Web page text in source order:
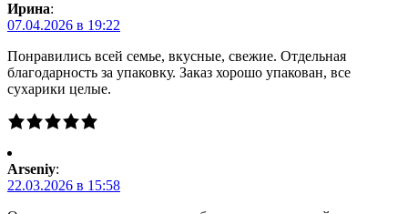
Ирина:
07.04.2026 в 19:22
Понравились всей семье, вкусные, свежие. Отдельная
благодарность за упаковку. Заказ хорошо упакован, все
сухарики целые.
Arseniy:
22.03.2026 в 15:58